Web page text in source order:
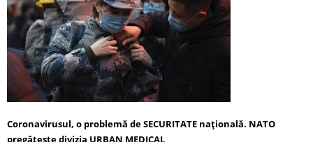
Coronavirusul, o problemă de SECURITATE națională. NATO
pregătește divizia URBAN MEDICAL